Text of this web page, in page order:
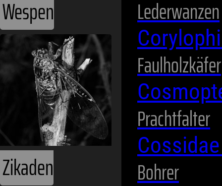
Wespen
Zikaden
Lederwanzen
Faulholzkäfer
Prachtfalter
Bohrer